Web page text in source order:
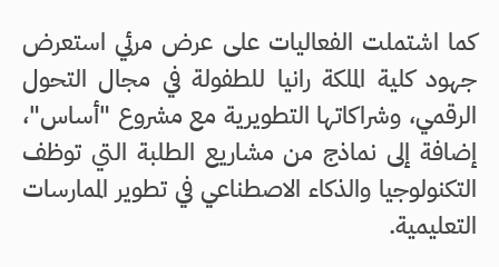
كما اشتملت الفعاليات على عرض مرئي استعرض
جهود كلية الملكة رانيا للطفولة في مجال التحول
الرقمي، وشراكاتها التطويرية مع مشروع "أساس"،
إضافة إلى نماذج من مشاريع الطلبة التي توظف
التكنولوجيا والذكاء الاصطناعي في تطوير الممارسات
التعليمية.